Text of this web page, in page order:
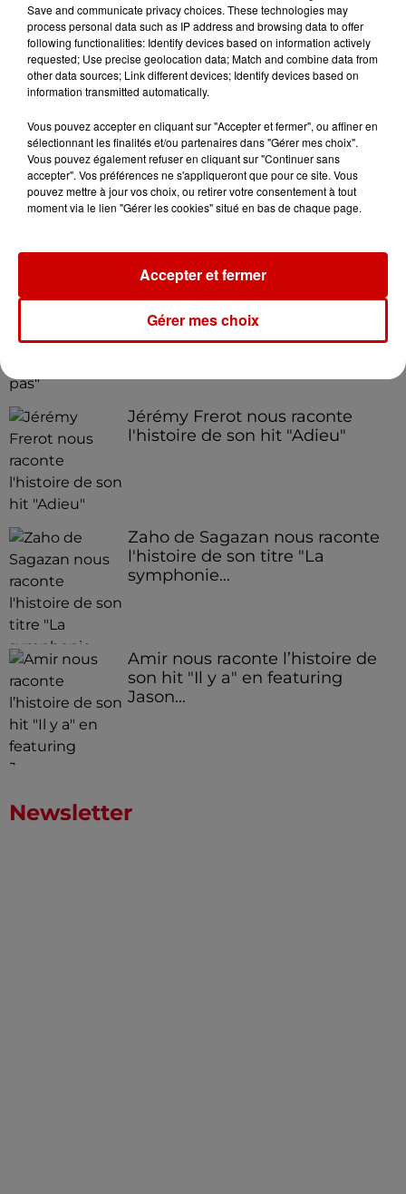
réclamant le paiement d'une
amende
9 août 2026
l’hôpital du Mans
de son hit "Je n'oublie pas"
Jérémy Frerot nous raconte
l'histoire de son hit "Adieu"
Zaho de Sagazan nous raconte
l'histoire de son titre "La
symphonie...
Amir nous raconte l’histoire de
son hit "Il y a" en featuring
Jason...
Newsletter
Save and communicate privacy choices. These technologies may
process personal data such as IP address and browsing data to offer
following functionalities: Identify devices based on information actively
requested; Use precise geolocation data; Match and combine data from
other data sources; Link different devices; Identify devices based on
information transmitted automatically.
Vous pouvez accepter en cliquant sur "Accepter et fermer", ou affiner en
sélectionnant les finalités et/ou partenaires dans "Gérer mes choix".
Vous pouvez également refuser en cliquant sur "Continuer sans
accepter". Vos préférences ne s'appliqueront que pour ce site. Vous
pouvez mettre à jour vos choix, ou retirer votre consentement à tout
moment via le lien "Gérer les cookies" situé en bas de chaque page.
Gérer mes choix
Accepter et fermer